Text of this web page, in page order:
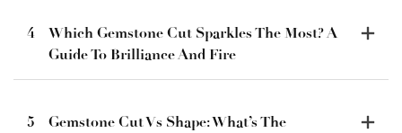
4
Which Gemstone Cut Sparkles The Most? A
Guide To Brilliance And Fire
5
Gemstone Cut Vs Shape: What’s The